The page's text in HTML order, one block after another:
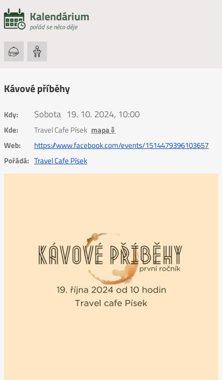
Kalendárium
pořád se něco děje
Kávové příběhy
Kdy: Sobota 19. 10. 2024, 10:00
Kde: Travel Cafe Písek mapa⇩
Web:
https://www.facebook.com/events/1514479396103657
Pořádá: Travel Cafe Písek